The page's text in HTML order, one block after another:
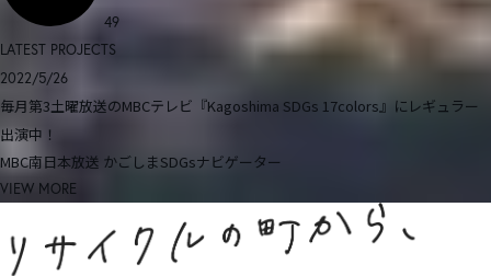
49
LATEST PROJECTS
2022/5/26
毎月第3土曜放送のMBCテレビ『Kagoshima SDGs 17colors』にレギュラー
出演中！
MBC南日本放送 かごしまSDGsナビゲーター
VIEW MORE